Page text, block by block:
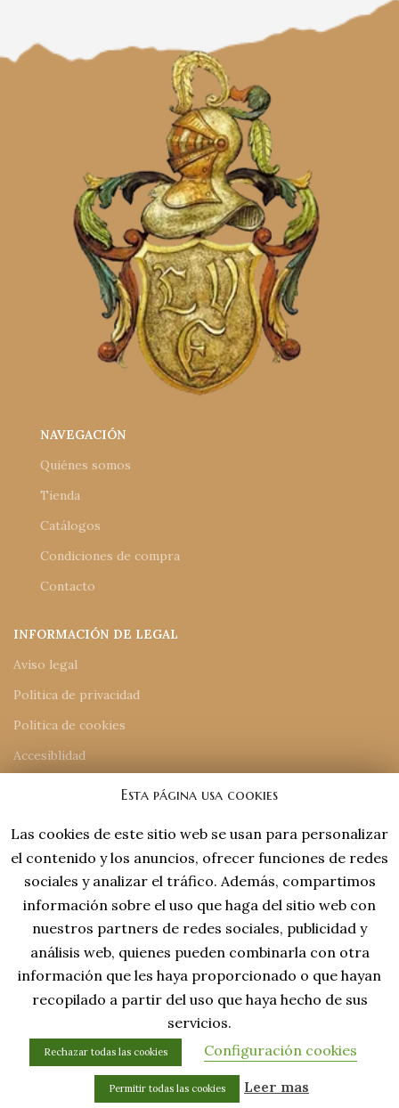
NAVEGACIÓN
Quiénes somos
Tienda
Catálogos
Condiciones de compra
Contacto
INFORMACIÓN DE LEGAL
Aviso legal
Política de privacidad
Política de cookies
Accesiblidad
INFORMACIÓN DE CONTACTO
918 77 48 18
tiendaonline@laviejaespana.com
Tales de Mileto 15, Nave 13 (28806), Alcalá de Henares
Desing by Captto
Esta página usa cookies
Las cookies de este sitio web se usan para personalizar
el contenido y los anuncios, ofrecer funciones de redes
sociales y analizar el tráfico. Además, compartimos
información sobre el uso que haga del sitio web con
nuestros partners de redes sociales, publicidad y
análisis web, quienes pueden combinarla con otra
información que les haya proporcionado o que hayan
recopilado a partir del uso que haya hecho de sus
servicios.
Rechazar todas las cookies Configuración cookies
Permitir todas las cookies Leer mas